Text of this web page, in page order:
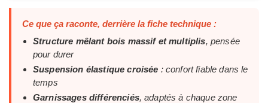
Ce que ça raconte, derrière la fiche technique :
Structure mêlant bois massif et multiplis, pensée
pour durer
Suspension élastique croisée : confort fiable dans le
temps
Garnissages différenciés, adaptés à chaque zone